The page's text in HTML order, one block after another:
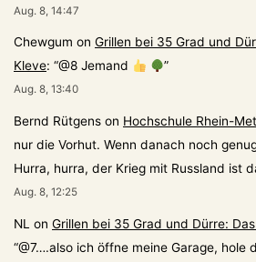
Aug. 8, 14:47
Chewgum on Grillen bei 35 Grad und
Kleve: “@8 Jemand ”
Aug. 8, 13:40
Bernd Rütgens on Hochschule Rhein-
nur die Vorhut. Wenn danach noch
Hurra, hurra, der Krieg mit Russland ist
Aug. 8, 12:25
NL on Grillen bei 35 Grad und Dürre:
“@7….also ich öffne meine Garage, hole